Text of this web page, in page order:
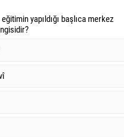
yapıldığı başlıca merkez